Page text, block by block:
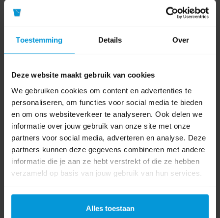
Toestemming Details Over
Deze website maakt gebruik van cookies
We gebruiken cookies om content en advertenties te
personaliseren, om functies voor social media te bieden
en om ons websiteverkeer te analyseren. Ook delen we
informatie over jouw gebruik van onze site met onze
partners voor social media, adverteren en analyse. Deze
partners kunnen deze gegevens combineren met andere
informatie die je aan ze hebt verstrekt of die ze hebben
verzameld op basis van jouw gebruik van hun services.
Alles toestaan
Uitgeschoven
Gewicht
Product labels
Dirks (66), Puntladder (22), ladder (16)
0 beoordeling(en)
Schrijf als eerste voor dit product een beoordeling